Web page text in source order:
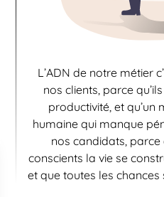
L’ADN de notre métier
nos clients, parce
productivité, et qu’un
humaine qui manque
nos candidats,
conscients la vie se
et que toutes les